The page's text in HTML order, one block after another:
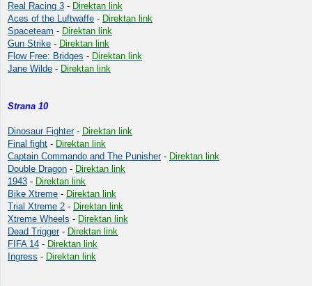
Real Racing 3 - Direktan link
Aces of the Luftwaffe - Direktan link
Spaceteam - Direktan link
Gun Strike - Direktan link
Flow Free: Bridges - Direktan link
Jane Wilde - Direktan link
Strana 10
Dinosaur Fighter- Direktan link
Final fight - Direktan link
Captain Commando and The Punisher- Direktan link
Double Dragon - Direktan link
1943 - Direktan link
Bike Xtreme - Direktan link
Trial Xtreme 2 - Direktan link
Xtreme Wheels - Direktan link
Dead Trigger- Direktan link
FIFA 14 - Direktan link
Ingress - Direktan link